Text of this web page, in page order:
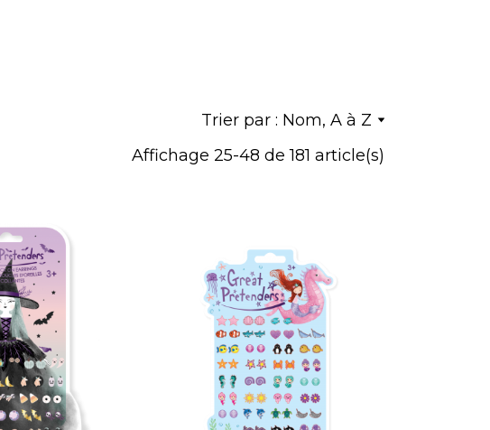
Trier par : Nom, A à Z
Affichage 25-48 de 181 article(s)